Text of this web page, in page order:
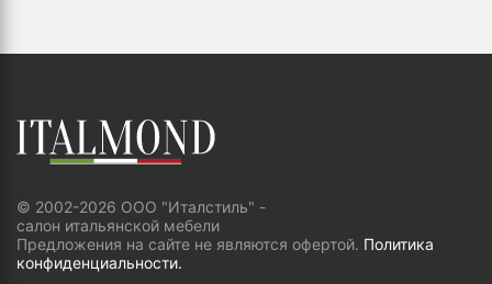
© 2002-2026 ООО "Италстиль" -
салон итальянской мебели
Предложения на сайте не являются офертой. Политика
конфиденциальности.